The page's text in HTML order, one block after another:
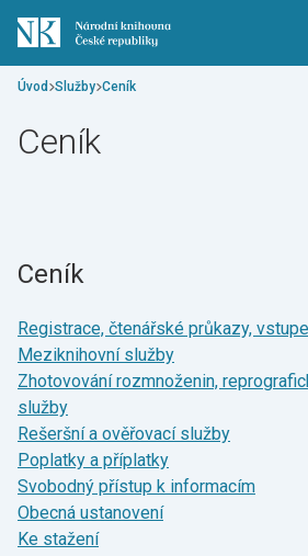
Úvod Služby Ceník
Ceník
Ceník
Registrace, čtenářské průkazy,
Meziknihovní služby
Zhotovování rozmnoženin,
služby
Rešeršní a ověřovací služby
Poplatky a příplatky
Svobodný přístup k informacím
Obecná ustanovení
Ke stažení